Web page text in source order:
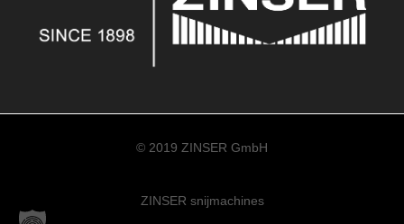
© 2019 ZINSER GmbH
ZINSER snijmachines